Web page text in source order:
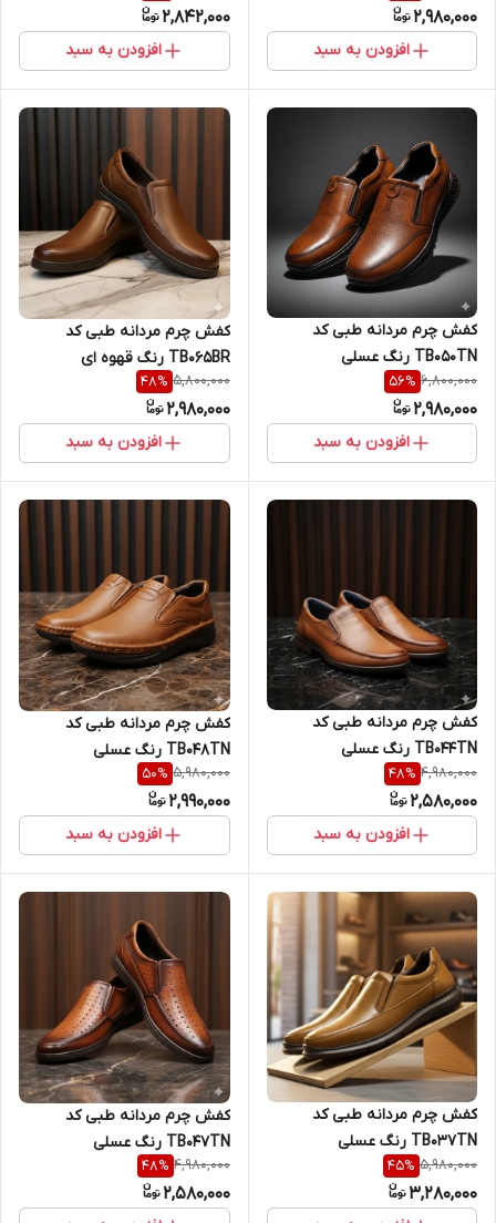
2,980,000
افزودن به سبد
2,842,000
افزودن به سبد
کفش چرم مردانه طبی کد
TB050TN رنگ عسلی
6,800,000
56%
2,980,000
افزودن به سبد
کفش چرم مردانه طبی کد
TB065BR رنگ قهوه ای
5,800,000
48%
2,980,000
افزودن به سبد
کفش چرم مردانه طبی کد
TB044TN رنگ عسلی
4,980,000
48%
2,580,000
افزودن به سبد
کفش چرم مردانه طبی کد
TB048TN رنگ عسلی
5,980,000
50%
2,990,000
افزودن به سبد
کفش چرم مردانه طبی کد
TB037TN رنگ عسلی
5,980,000
45%
3,280,000
کفش چرم مردانه طبی کد
TB047TN رنگ عسلی
4,980,000
48%
2,580,000